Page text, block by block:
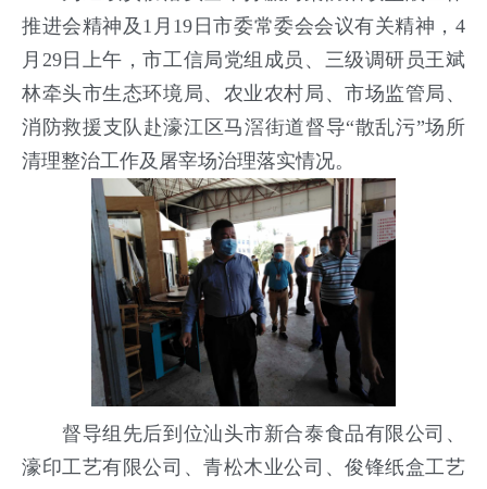
推进会精神及1月19日市委常委会会议有关精神，4
月29日上午，市工信局党组成员、三级调研员王斌
林牵头市生态环境局、农业农村局、市场监管局、
消防救援支队赴濠江区马滘街道督导“散乱污”场所
清理整治工作及屠宰场治理落实情况。
督导组先后到位汕头市新合泰食品有限公司、
濠印工艺有限公司、青松木业公司、俊锋纸盒工艺